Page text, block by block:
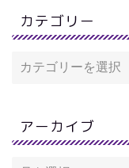
カテゴリー
アーカイブ